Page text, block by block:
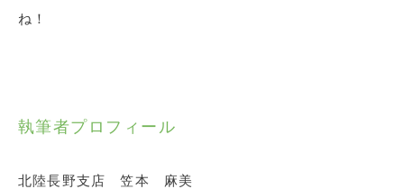
ね！
執筆者プロフィール
北陸長野支店 笠本 麻美